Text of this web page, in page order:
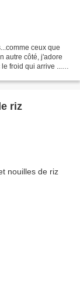
ceux que
autre côté, j'adore
froid qui arrive ...et
riz